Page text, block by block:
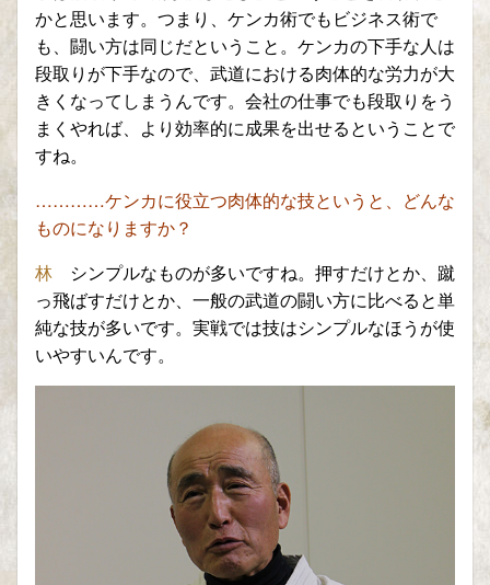
かと思います。つま り、ケンカ術でもビジネス術で
も、闘い方は同じだということ。ケンカの下手な人は
段取りが下手なので、武道における肉体的な労力が大
きくなってしまうんです。会社の仕事でも段取りをう
まくやれば、より効率的に成果を出せるということで
すね。
…………ケンカに役立つ肉体的な技というと、どんな
ものになりますか？
林 シンプルなものが多いですね。 押すだけとか、蹴
っ飛ばすだけとか、一般の武道の闘い方に比べると単
純な技が多いです。 実戦では技はシンプルなほうが使
いやすいんです。